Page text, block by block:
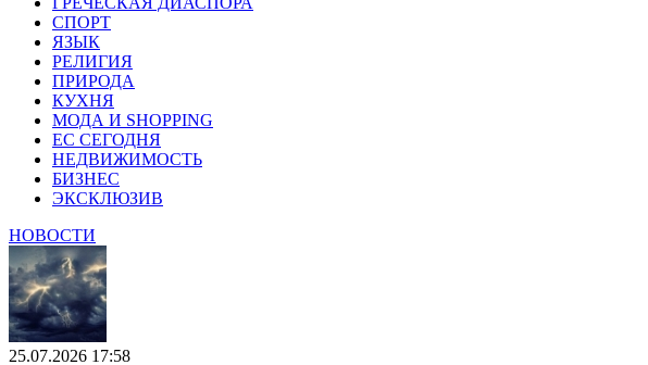
СПОРТ
ЯЗЫК
РЕЛИГИЯ
ПРИРОДА
КУХНЯ
МОДА И SHOPPING
ЕС СЕГОДНЯ
НЕДВИЖИМОСТЬ
БИЗНЕС
ЭКСКЛЮЗИВ
НОВОСТИ
25.07.2026 17:58